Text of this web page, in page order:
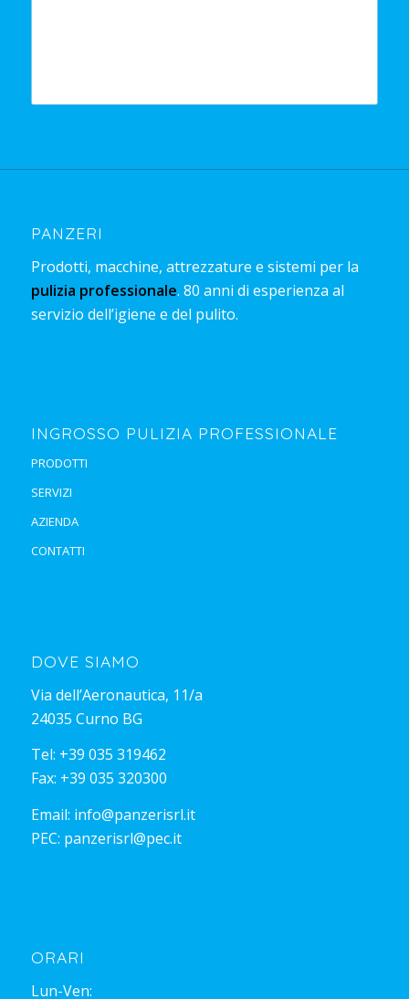
PANZERI
Prodotti, macchine, attrezzature e sistemi per la
pulizia professionale. 80 anni di esperienza al
servizio dell’igiene e del pulito.
INGROSSO PULIZIA PROFESSIONALE
PRODOTTI
SERVIZI
AZIENDA
CONTATTI
DOVE SIAMO
Via dell’Aeronautica, 11/a
24035 Curno BG
Tel: +39 035 319462
Fax: +39 035 320300
Email: info@panzerisrl.it
PEC: panzerisrl@pec.it
ORARI
Lun-Ven: